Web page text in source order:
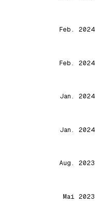
Feb. 2024
Feb. 2024
Jan. 2024
Jan. 2024
Aug. 2023
Mai 2023